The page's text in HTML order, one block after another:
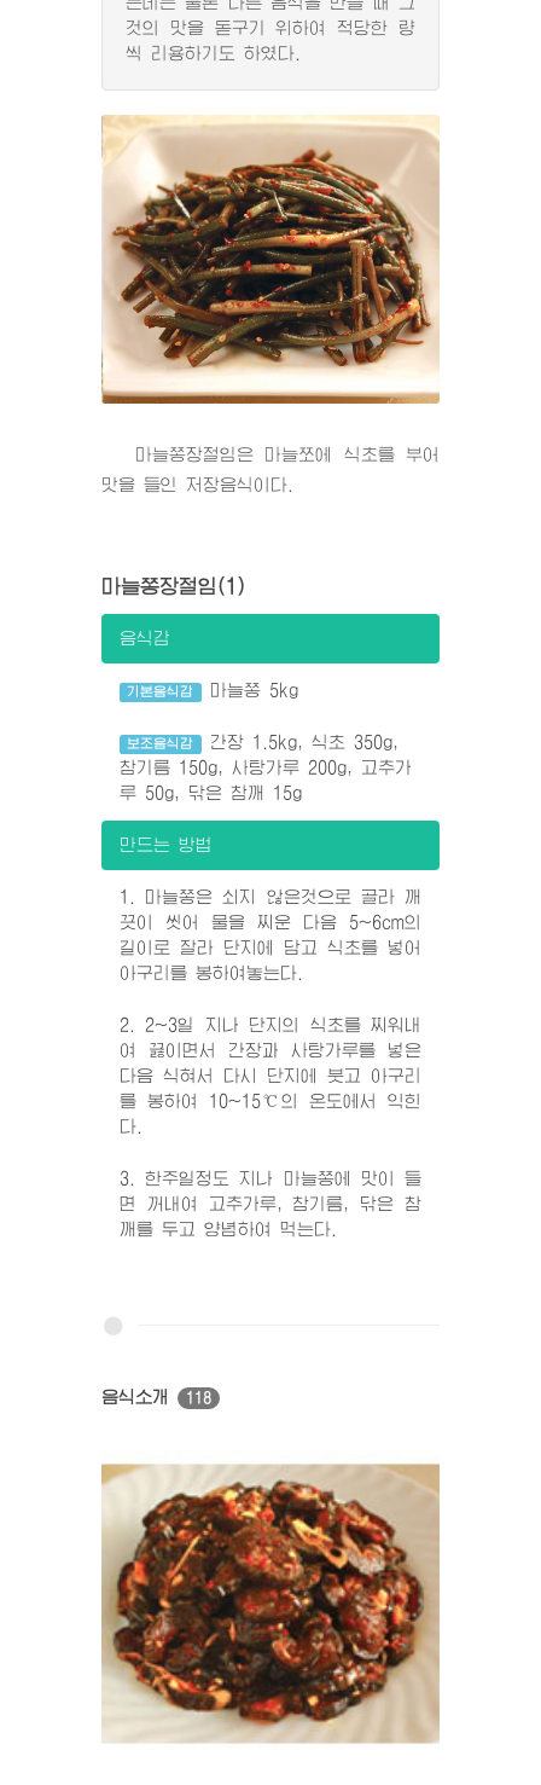
것의 맛을 돋구기 위하여 적당한 량
씩 리용하기도 하였다.
마늘쫑장절임은 마늘쪼에 식초를 부어
맛을 들인 저장음식이다.
마늘쫑장절임(1)
음식감
기본음식감 마늘쫑 5kg
보조음식감
간장 1.5kg, 식초 350g,
참기름 150g, 사탕가루 200g, 고추가
루 50g, 닦은 참깨 15g
만드는 방법
1. 마늘쫑은 쇠지 않은것으로 골라 깨
끗이 씻어 물을 찌운 다음 5~6cm의
길이로 잘라 단지에 담고 식초를 넣어
아구리를 봉하여놓는다.
2. 2~3일 지나 단지의 식초를 찌워내
여 끓이면서 간장과 사탕가루를 넣은
다음 식혀서 다시 단지에 붓고 아구리
를 봉하여 10~15℃의 온도에서 익힌
다.
3. 한주일정도 지나 마늘쫑에 맛이 들
면 꺼내여 고추가루, 참기름, 닦은 참
깨를 두고 양념하여 먹는다.
음식소개 118